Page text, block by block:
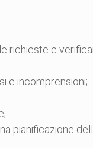
richieste e
e incomprensioni;
pianificazione